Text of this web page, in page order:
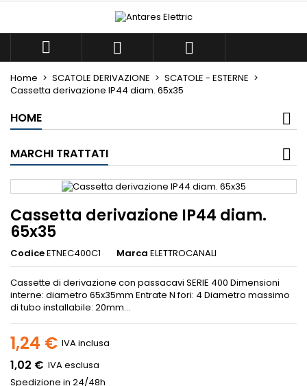
  
Home SCATOLE DERIVAZIONE
SCATOLE - ESTERNE
Cassetta derivazione IP44 diam. 65x35
HOME
MARCHI TRATTATI
Cassetta derivazione IP44 diam.
65x35
CodiceETNEC400C1 Marca ELETTROCANALI
Cassette di derivazione con passacavi SERIE 400 Dimensioni
interne: diametro 65x35mm Entrate N fori: 4 Diametro massimo
di tubo installabile: 20mm...
1,24 € IVA inclusa
1,02 € IVA esclusa
Spedizione in 24/48h
Le mie liste di desideri ×
Crea nuova lista
×
×
Devi avere effettuato l'accesso per salvare dei
prodotti nella tua lista dei desideri.